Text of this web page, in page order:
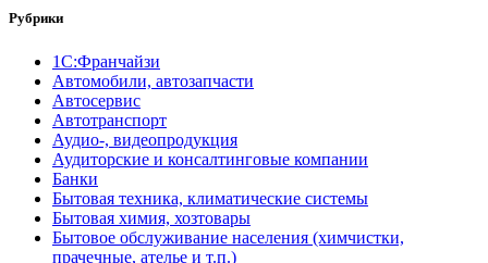
Рубрики
1С:Франчайзи
Автомобили, автозапчасти
Автосервис
Автотранспорт
Аудио-, видеопродукция
Аудиторские и консалтинговые компании
Банки
Бытовая техника, климатические системы
Бытовая химия, хозтовары
Бытовое обслуживание населения (химчистки,
прачечные, ателье и т.п.)